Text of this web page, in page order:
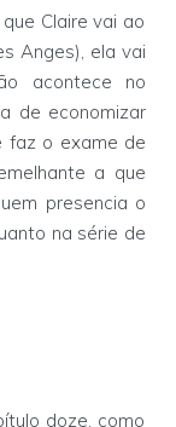
Claire vai ao
Anges), ela vai
acontece no
de economizar
faz o exame de
a que
presencia o
na série de
doze, como